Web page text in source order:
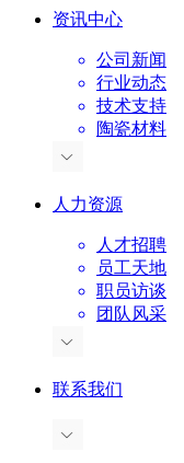
资讯中心
公司新闻
行业动态
技术支持
陶瓷材料
人力资源
人才招聘
员工天地
职员访谈
团队风采
联系我们